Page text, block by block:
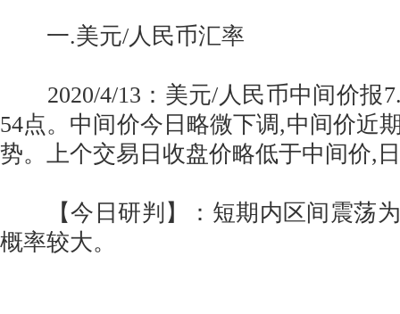
一.美元/人民币汇率
2020/4/13：美元/人民币中间价报
54点。中间价今日略微下调,中间价近
势。上个交易日收盘价略低于中间价,
【今日研判】：短期内区间震荡为
概率较大。